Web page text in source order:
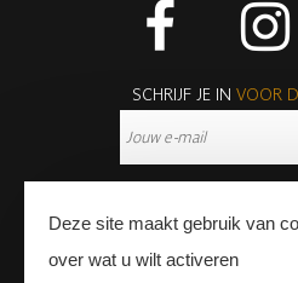
SCHRIJF JE IN VOOR
Deze site maakt gebruik van
over wat u wilt activeren